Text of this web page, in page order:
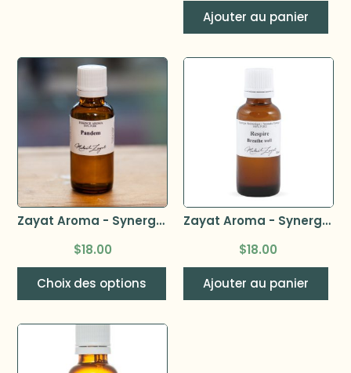
Ajouter au panier
Zayat Aroma - Synergie Pandem
$18.00
Choix des options
Zayat Aroma - Synergie Respire 32 ml
$18.00
Ajouter au panier